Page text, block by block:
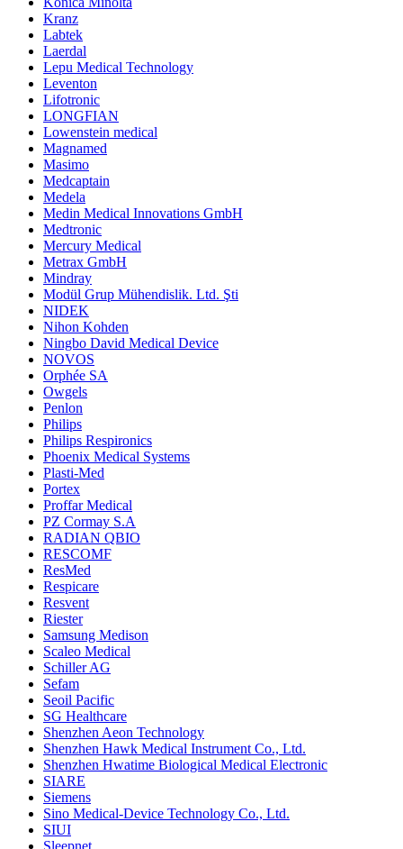
Kranz
Labtek
Laerdal
Lepu Medical Technology
Leventon
Lifotronic
LONGFIAN
Lowenstein medical
Magnamed
Masimo
Medcaptain
Medela
Medin Medical Innovations GmbH
Medtronic
Mercury Medical
Metrax GmbH
Mindray
Modül Grup Mühendislik. Ltd. Şti
NIDEK
Nihon Kohden
Ningbo David Medical Device
NOVOS
Orphée SA
Owgels
Penlon
Philips
Philips Respironics
Phoenix Medical Systems
Plasti-Med
Portex
Proffar Medical
PZ Cormay S.A
RADIAN QBIO
RESCOMF
ResMed
Respicare
Resvent
Riester
Samsung Medison
Scaleo Medical
Schiller AG
Sefam
Seoil Pacific
SG Healthcare
Shenzhen Aeon Technology
Shenzhen Hawk Medical Instrument Co., Ltd.
Shenzhen Hwatime Biological Medical Electronic
SIARE
Siemens
Sino Medical-Device Technology Co., Ltd.
SIUI
Sleepnet